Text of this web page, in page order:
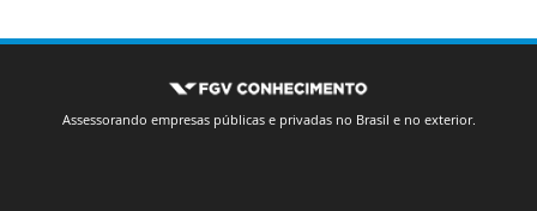
Assessorando empresas públicas e privadas no Brasil e no exterior.